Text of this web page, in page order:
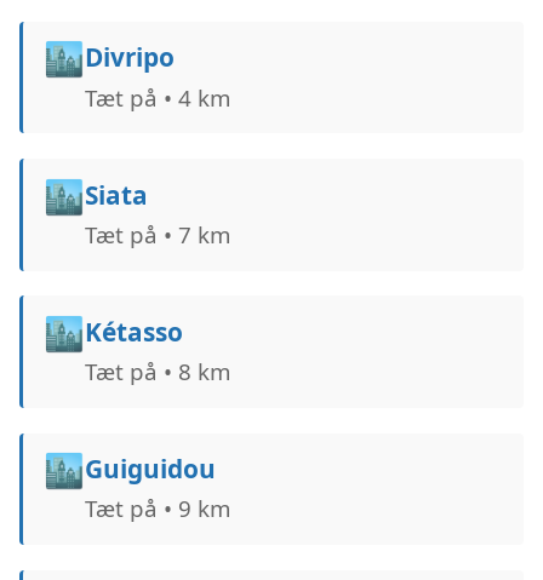
🏙️Divripo
Tæt på • 4 km
🏙️Siata
Tæt på • 7 km
🏙️Kétasso
Tæt på • 8 km
🏙️Guiguidou
Tæt på • 9 km